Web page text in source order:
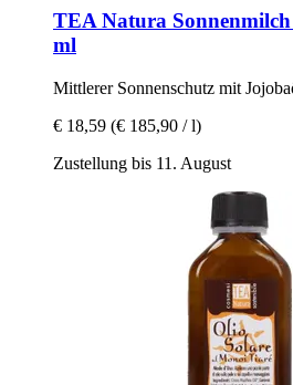
TEA Natura
ml
Mittlerer Sonnenschutz mit
€ 18,59 (€ 185,90 / l)
Zustellung bis 11. August